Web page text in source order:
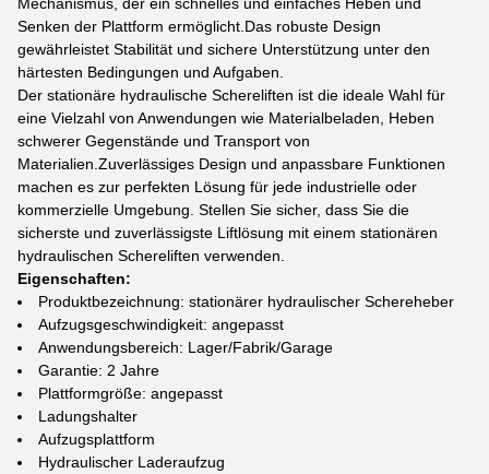
Senken der Plattform ermöglicht.Das robuste Design
gewährleistet Stabilität und sichere Unterstützung unter den
härtesten Bedingungen und Aufgaben.
Der stationäre hydraulische Schereliften ist die ideale Wahl für
eine Vielzahl von Anwendungen wie Materialbeladen, Heben
schwerer Gegenstände und Transport von
Materialien.Zuverlässiges Design und anpassbare Funktionen
machen es zur perfekten Lösung für jede industrielle oder
kommerzielle Umgebung. Stellen Sie sicher, dass Sie die
sicherste und zuverlässigste Liftlösung mit einem stationären
hydraulischen Schereliften verwenden.
Eigenschaften:
Produktbezeichnung: stationärer hydraulischer Schereheber
Aufzugsgeschwindigkeit: angepasst
Anwendungsbereich: Lager/Fabrik/Garage
Garantie: 2 Jahre
Plattformgröße: angepasst
Ladungshalter
Aufzugsplattform
Hydraulischer Laderaufzug